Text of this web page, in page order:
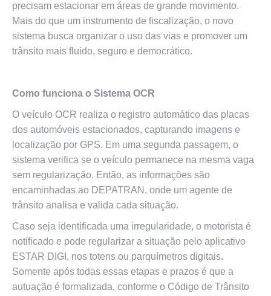
precisam estacionar em áreas de grande movimento.
Mais do que um instrumento de fiscalização, o novo
sistema busca organizar o uso das vias e promover um
trânsito mais fluido, seguro e democrático.
Como funciona o Sistema OCR
O veículo OCR realiza o registro automático das placas
dos automóveis estacionados, capturando imagens e
localização por GPS. Em uma segunda passagem, o
sistema verifica se o veículo permanece na mesma vaga
sem regularização. Então, as informações são
encaminhadas ao DEPATRAN, onde um agente de
trânsito analisa e valida cada situação.
Caso seja identificada uma irregularidade, o motorista é
notificado e pode regularizar a situação pelo aplicativo
ESTAR DIGI, nos totens ou parquímetros digitais.
Somente após todas essas etapas e prazos é que a
autuação é formalizada, conforme o Código de Trânsito